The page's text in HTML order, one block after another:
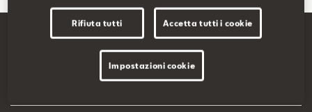
Business
SEAT Usato Certificato
Rifiuta tutti Accetta tutti i cookie
Impostazioni cookie